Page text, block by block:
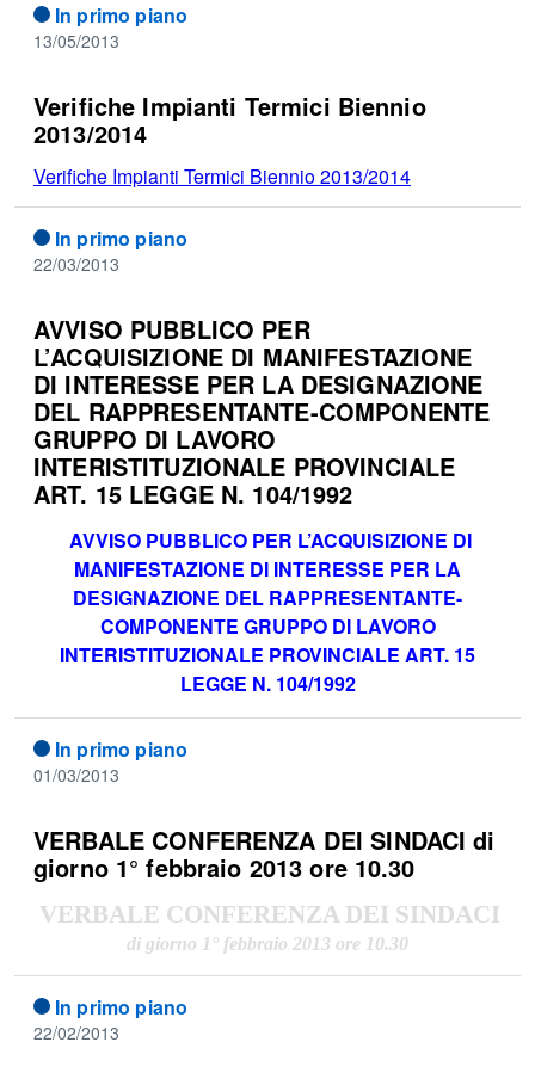
In primo piano
13/05/2013
Verifiche Impianti Termici Biennio
2013/2014
Verifiche Impianti Termici Biennio 2013/2014
In primo piano
22/03/2013
AVVISO PUBBLICO PER
L’ACQUISIZIONE DI MANIFESTAZIONE
DI INTERESSE PER LA DESIGNAZIONE
DEL RAPPRESENTANTE-COMPONENTE
GRUPPO DI LAVORO
INTERISTITUZIONALE PROVINCIALE
ART. 15 LEGGE N. 104/1992
AVVISO PUBBLICO PER L’ACQUISIZIONE DI
MANIFESTAZIONE DI INTERESSE PER LA
DESIGNAZIONE DEL RAPPRESENTANTE-
COMPONENTE GRUPPO DI LAVORO
INTERISTITUZIONALE PROVINCIALE ART. 15
LEGGE N. 104/1992
In primo piano
01/03/2013
VERBALE CONFERENZA DEI SINDACI di
giorno 1° febbraio 2013 ore 10.30
VERBALE CONFERENZA DEI SINDACI
di giorno 1° febbraio 2013 ore 10.30
In primo piano
22/02/2013